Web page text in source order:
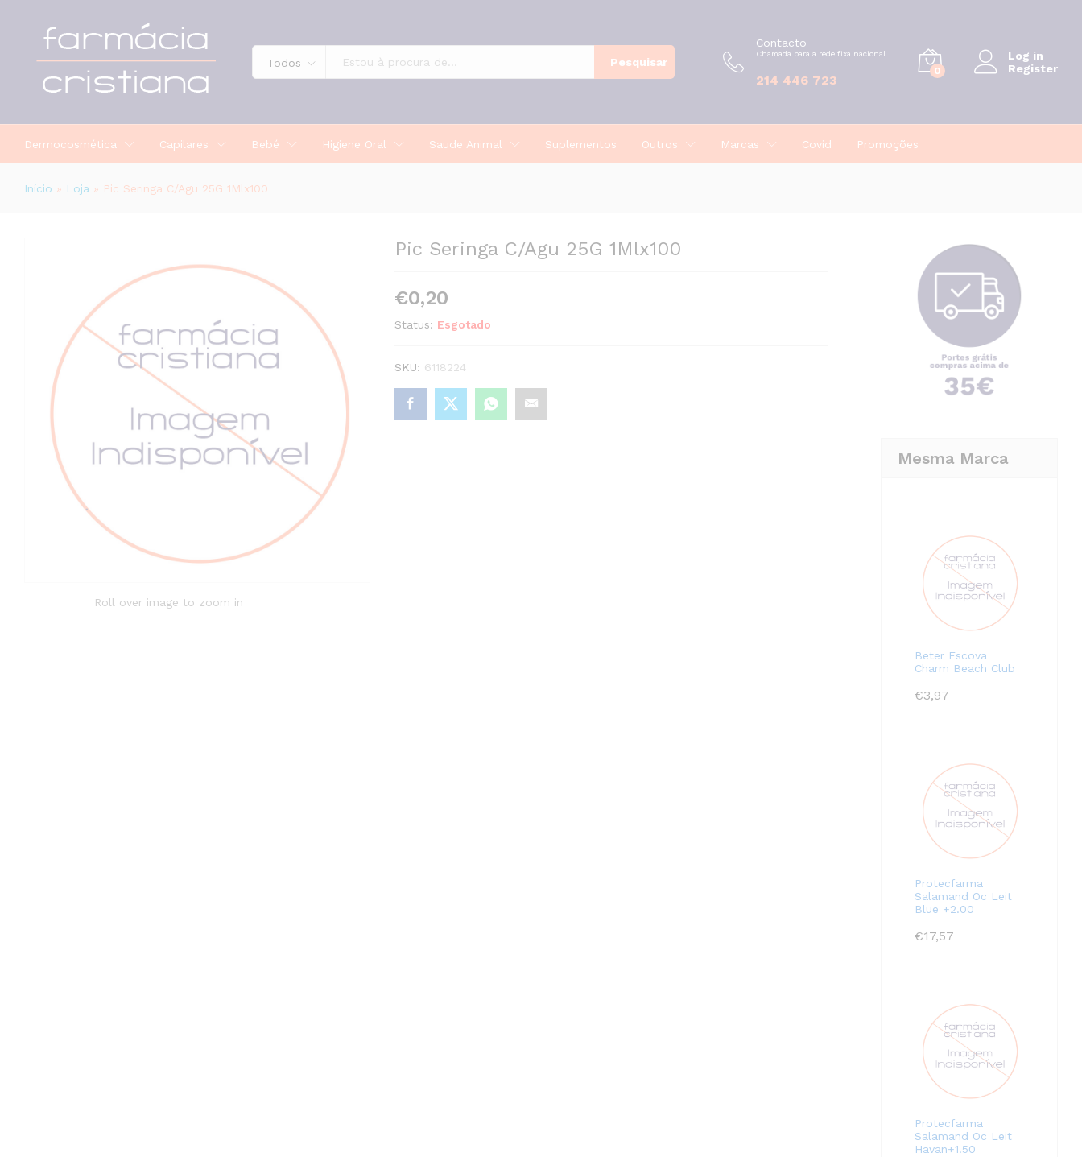
Todos Pesquisar
Contacto
Chamada para a rede fixa nacional
214 446 723
0
Log in
Register
Dermocosmética Capilares Bebé Higiene Oral Saude Animal Suplementos Outros Marcas Covid Promoções
Início » Loja » Pic Seringa C/Agu 25G 1Mlx100
Roll over image to zoom in
Pic Seringa C/Agu 25G 1Mlx100
€0,20
Status: Esgotado
SKU: 6118224
Mesma Marca
Beter Escova
Charm Beach Club
€3,97
Protecfarma
Salamand Oc Leit
Blue +2.00
€17,57
Protecfarma
Salamand Oc Leit
Havan+1.50